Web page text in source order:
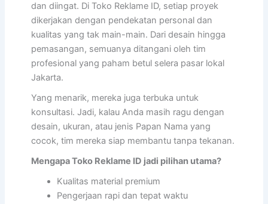
dan diingat. Di Toko Reklame ID, setiap proyek
dikerjakan dengan pendekatan personal dan
kualitas yang tak main-main. Dari desain hingga
pemasangan, semuanya ditangani oleh tim
profesional yang paham betul selera pasar lokal
Jakarta.
Yang menarik, mereka juga terbuka untuk
konsultasi. Jadi, kalau Anda masih ragu dengan
desain, ukuran, atau jenis Papan Nama yang
cocok, tim mereka siap membantu tanpa tekanan.
Mengapa Toko Reklame ID jadi pilihan utama?
Kualitas material premium
Pengerjaan rapi dan tepat waktu